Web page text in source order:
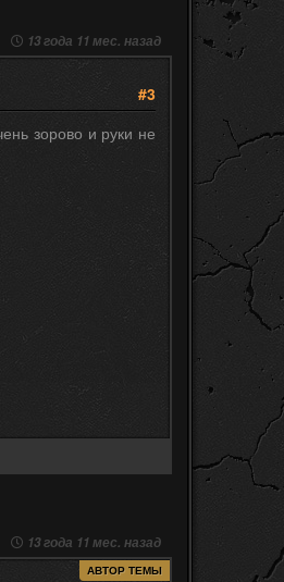
13 года 11 мес. назад
#3
зорово и руки не
13 года 11 мес. назад
АВТОР ТЕМЫ